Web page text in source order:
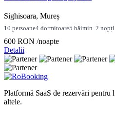
Sighisoara, Mureș
10 persoane4 dormitoare5 băimin. 2 nopți
600 RON /noapte
Detalii
Platformă SaaS de rezervări
altele.